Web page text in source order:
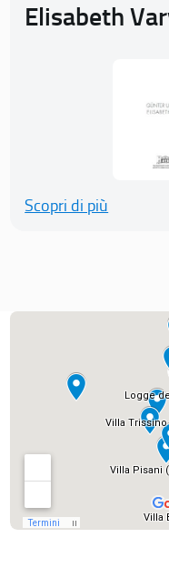
Elisabeth
Scopri di più